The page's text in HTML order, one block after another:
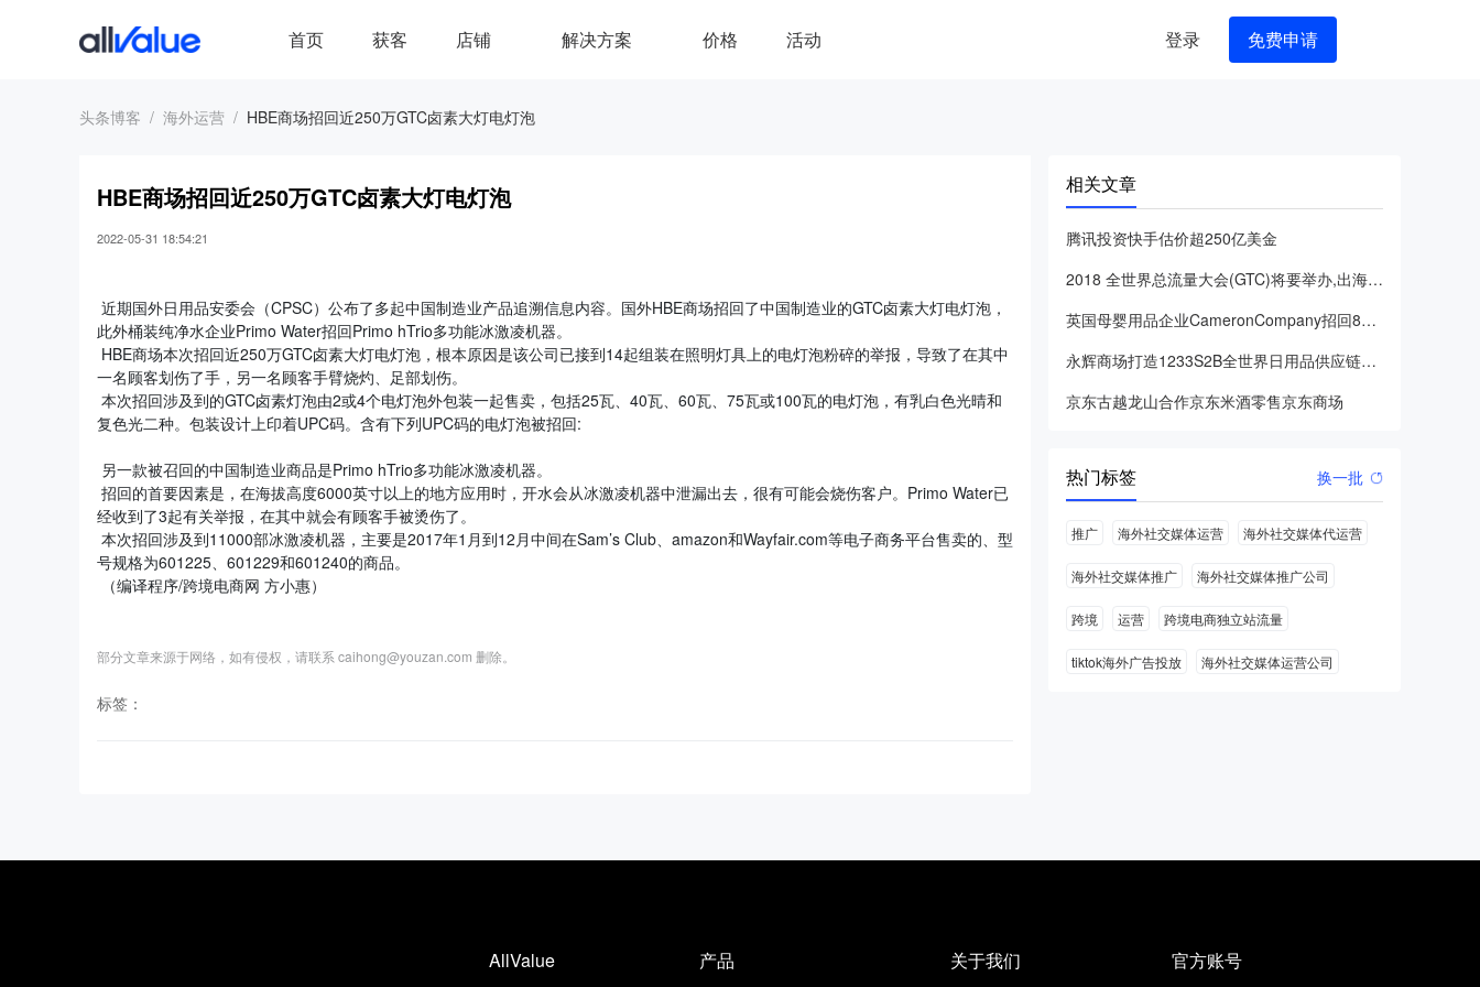
首页 获客 店铺 解决方案 价格 活动 登录 免费申请
头条博客 海外运营 HBE商场招回近250万GTC卤素大灯电灯泡
HBE商场招回近250万GTC卤素大灯电灯泡
2022-05-31 18:54:21
近期国外日用品安委会（CPSC）公布了多起中国制造业产品追溯信息内容。国外HBE商场招回了中国制造业的GTC卤素大灯电灯泡，
此外桶装纯净水企业Primo Water招回Primo hTrio多功能冰激凌机器。
HBE商场本次招回近250万GTC卤素大灯电灯泡，根本原因是该公司已接到14起组装在照明灯具上的电灯泡粉碎的举报，导致了在其中
一名顾客划伤了手，另一名顾客手臂烧灼、足部划伤。
本次招回涉及到的GTC卤素灯泡由2或4个电灯泡外包装一起售卖，包括25瓦、40瓦、60瓦、75瓦或100瓦的电灯泡，有乳白色光晴和
复色光二种。包装设计上印着UPC码。含有下列UPC码的电灯泡被招回:
另一款被召回的中国制造业商品是Primo hTrio多功能冰激凌机器。
招回的首要因素是，在海拔高度6000英寸以上的地方应用时，开水会从冰激凌机器中泄漏出去，很有可能会烧伤客户。Primo Water已
经收到了3起有关举报，在其中就会有顾客手被烫伤了。
本次招回涉及到11000部冰激凌机器，主要是2017年1月到12月中间在Sam’s Club、amazon和Wayfair.com等电子商务平台售卖的、型
号规格为601225、601229和601240的商品。
（编译程序/跨境电商网 方小惠）
部分文章来源于网络，如有侵权，请联系 caihong@youzan.com 删除。
标签：
相关文章
腾讯投资快手估价超250亿美金
2018 全世界总流量大会(GTC)将要举办,出海企业你准备
英国母婴用品企业CameronCompany招回84000顶
永辉商场打造1233S2B全世界日用品供应链综合服务平台
京东古越龙山合作京东米酒零售京东商场
热门标签 换一批
推广 海外社交媒体运营 海外社交媒体代运营
海外社交媒体推广 海外社交媒体推广公司
跨境 运营 跨境电商独立站流量
tiktok海外广告投放 海外社交媒体运营公司
AllValue 产品 关于我们 官方账号